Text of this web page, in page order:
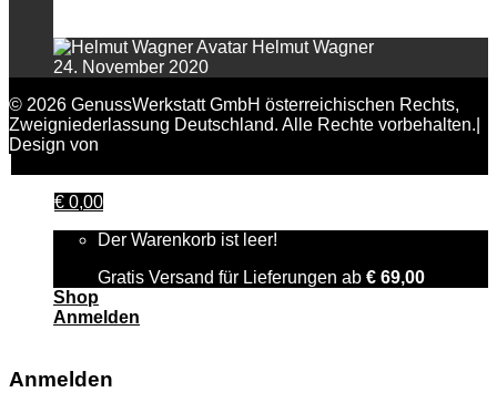
Helmut Wagner
24. November 2020
© 2026 GenussWerkstatt GmbH österreichischen Rechts,
Zweigniederlassung Deutschland. Alle Rechte vorbehalten.|
Design von
€ 0,00
Der Warenkorb ist leer!
Gratis Versand für Lieferungen ab € 69,00
Shop
Anmelden
Anmelden